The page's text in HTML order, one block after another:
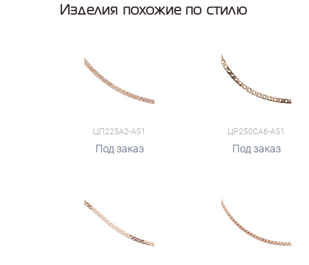
Изделия похожие по стилю
ЦП225А2-А51
Под заказ
ЦР250СА6-А51
Под заказ